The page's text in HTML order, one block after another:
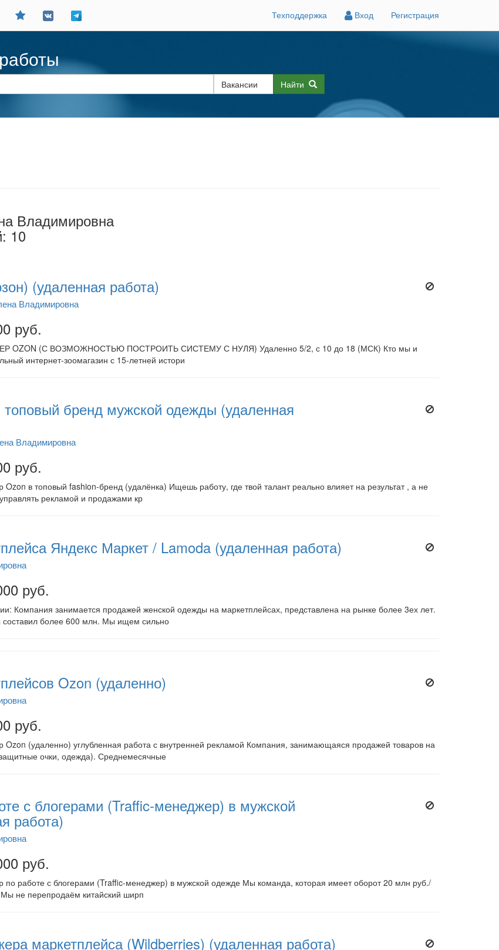
Добавить
Техподдержка Вход Регистрация
Найти
Владимировна
10
(удаленная работа)
Владимировна
руб.
OZON (С ВОЗМОЖНОСТЬЮ ПОСТРОИТЬ СИСТЕМУ С НУЛЯ) Удаленно 5/2, с 10 до 18 (МСК) Кто мы и
интернет-зоомагазин с 15-летней истори
бренд мужской одежды (удаленная
Владимировна
руб.
в топовый fashion-бренд (удалёнка) Ищешь работу, где твой талант реально влияет на результат , а не
рекламой и продажами кр
Яндекс Маркет / Lamoda (удаленная работа)
руб.
Компания занимается продажей женской одежды на маркетплейсах, представлена на рынке более 3ех лет.
составил более 600 млн. Мы ищем сильно
Ozon (удаленно)
руб.
(удаленно) углубленная работа с внутренней рекламой Компания, занимающаяся продажей товаров на
очки, одежда). Среднемесячные
с блогерами (Traffic-менеджер) в мужской
работа)
руб.
работе с блогерами (Traffic-менеджер) в мужской одежде Мы команда, которая имеет оборот 20 млн руб./
не перепродаём китайский ширп
маркетплейса (Wildberries) (удаленная работа)